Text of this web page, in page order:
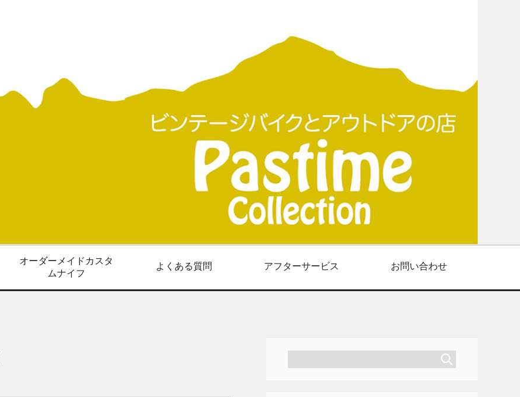
オーダーメイドカスタ
ムナイフ
よくある質問 アフターサービス お問い合わせ